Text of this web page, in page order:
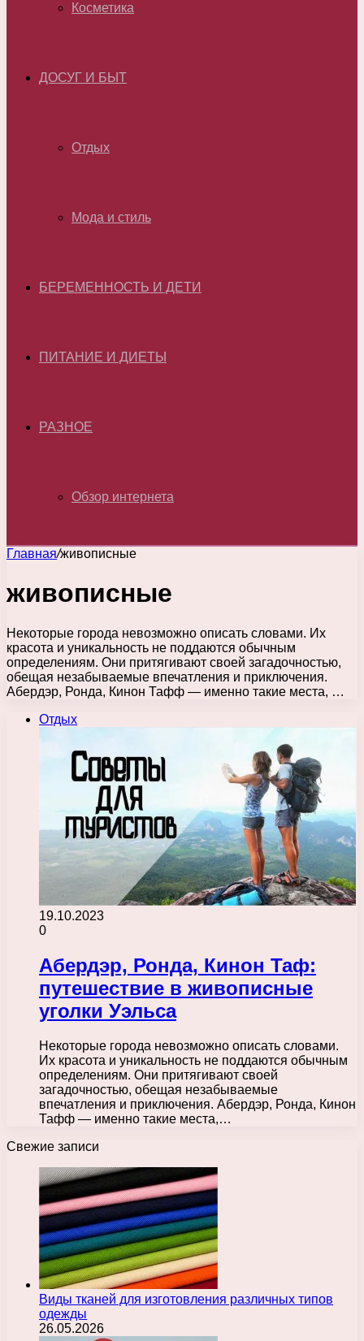
Косметика
ДОСУГ И БЫТ
Отдых
Мода и стиль
БЕРЕМЕННОСТЬ И ДЕТИ
ПИТАНИЕ И ДИЕТЫ
РАЗНОЕ
Обзор интернета
Главная/живописные
живописные
Некоторые города невозможно описать словами. Их
красота и уникальность не поддаются обычным
определениям. Они притягивают своей загадочностью,
обещая незабываемые впечатления и приключения.
Абердэр, Ронда, Кинон Тафф — именно такие места, …
Отдых
19.10.2023
0
Абердэр, Ронда, Кинон Таф:
путешествие в живописные
уголки Уэльса
Некоторые города невозможно описать словами.
Их красота и уникальность не поддаются обычным
определениям. Они притягивают своей
загадочностью, обещая незабываемые
впечатления и приключения. Абердэр, Ронда, Кинон
Тафф — именно такие места,…
Свежие записи
Виды тканей для изготовления различных типов
одежды
26.05.2026